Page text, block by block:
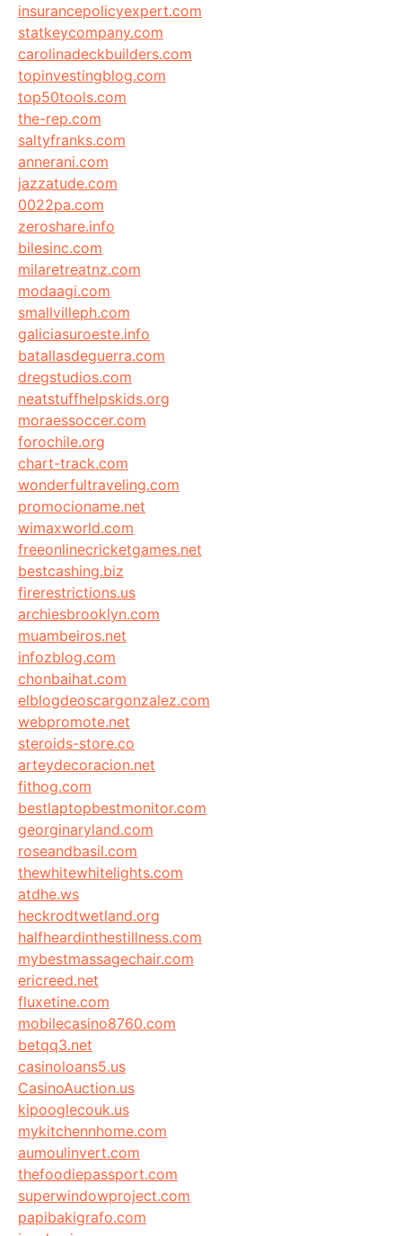
insurancepolicyexpert.com
statkeycompany.com
carolinadeckbuilders.com
topinvestingblog.com
top50tools.com
the-rep.com
saltyfranks.com
annerani.com
jazzatude.com
0022pa.com
zeroshare.info
bilesinc.com
milaretreatnz.com
modaagi.com
smallvilleph.com
galiciasuroeste.info
batallasdeguerra.com
dregstudios.com
neatstuffhelpskids.org
moraessoccer.com
forochile.org
chart-track.com
wonderfultraveling.com
promocioname.net
wimaxworld.com
freeonlinecricketgames.net
bestcashing.biz
firerestrictions.us
archiesbrooklyn.com
muambeiros.net
infozblog.com
chonbaihat.com
elblogdeoscargonzalez.com
webpromote.net
steroids-store.co
arteydecoracion.net
fithog.com
bestlaptopbestmonitor.com
georginaryland.com
roseandbasil.com
thewhitewhitelights.com
atdhe.ws
heckrodtwetland.org
halfheardinthestillness.com
mybestmassagechair.com
ericreed.net
fluxetine.com
mobilecasino8760.com
betqq3.net
casinoloans5.us
CasinoAuction.us
kipooglecouk.us
mykitchennhome.com
aumoulinvert.com
thefoodiepassport.com
superwindowproject.com
papibakigrafo.com